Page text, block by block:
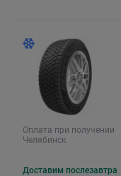
Оплата при получении
Челябинск
Доставим послезавтра